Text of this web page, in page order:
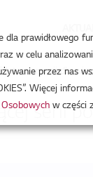
lat gwarancji dla
serii
prawidłowego
w celu
przez nas
Więcej
w części